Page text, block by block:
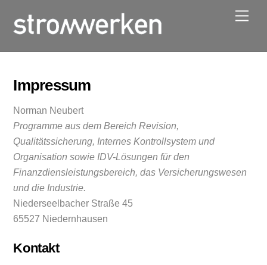
content
Impressum
Norman Neubert
Programme aus dem Bereich Revision,
Qualitätssicherung, Internes Kontrollsystem und
Organisation sowie IDV-Lösungen für den
Finanzdiensleistungsbereich, das Versicherungswesen
und die Industrie.
Niederseelbacher Straße 45
65527 Niedernhausen
Kontakt